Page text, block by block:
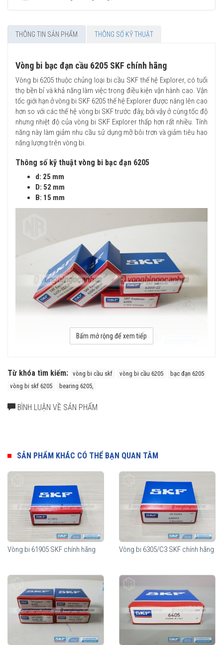
THÔNG TIN SẢN PHẨM THÔNG SỐ KỸ THUẬT
Vòng bi bạc đạn cầu 6205 SKF chính hãng
Vòng bi 6205 thuộc chủng loại bi cầu SKF thế hệ Explorer, có tuổi
thọ bền bỉ và khả năng làm việc trong điều kiện vận hành cao. Vận
tốc giới hạn ở vòng bi SKF 6205 thế hệ Explorer được nâng lên cao
hơn so với các thế hệ vòng bi SKF trước đây, bởi vậy ở cùng tốc độ
nhưng nhiệt độ của vòng bi SKF Explorer thấp hơn rất nhiều. Tính
năng này làm giảm nhu cầu sử dụng mỡ bôi trơn và giảm tiêu hao
năng lượng trên vòng bi.
Thông số kỹ thuật vòng bi bạc đạn 6205
d: 25 mm
D: 52 mm
B: 15 mm
so với các hãng vòng bi khác trên thị trường, điều này đã được
hàng triệu khách hàng khắp nơi trên toàn thế giới kiểm chứng.
Cấu tạo vòng bi 6205
phí cho từng nhu cầu sử dụng của thiết bị.
Vòng bi SKF 6205 Không sử nắp chắn mỡ, thích hợp cho các môi
trường ngâm dầu.
Bấm mở rộng để xem tiếp
Từ khóa tìm kiếm: vòng bi cầu skf vòng bi cầu 6205
bạc đạn 6205
vòng bi skf 6205
bearing 6205,
BÌNH LUẬN VỀ SẢN PHẨM
SẢN PHẨM KHÁC CÓ THỂ BẠN QUAN TÂM
Vòng bi 61905 SKF chính hãng Vòng bi 6305/C3 SKF chính hãng